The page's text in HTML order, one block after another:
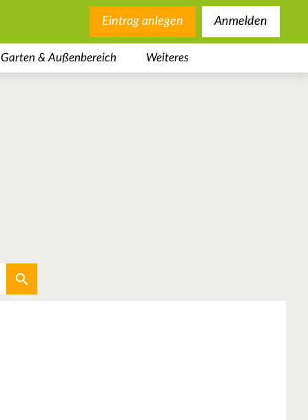
Eintrag anlegen Anmelden
Garten & Außenbereich Weiteres
Aktuellen Standort verwenden